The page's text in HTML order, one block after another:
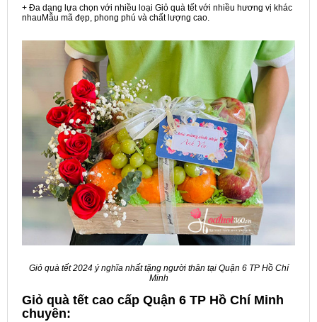
+ Đa dạng lựa chọn với nhiều loại Giỏ quà tết với nhiều hương vị khác
nhauMẫu mã đẹp, phong phú và chất lượng cao.
Giỏ quà tết 2024 ý nghĩa nhất tặng người thân tại Quận 6 TP Hồ Chí
Minh
Giỏ quà tết cao cấp Quận 6 TP Hồ Chí Minh
chuyên: